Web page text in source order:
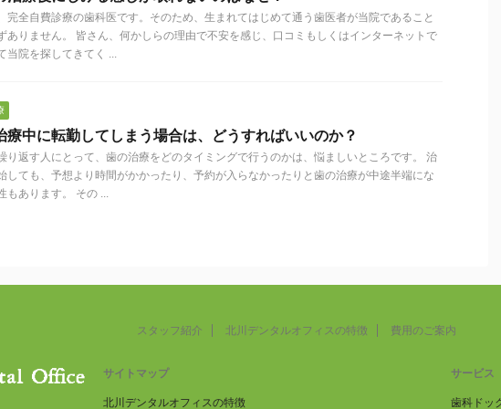
完全自費診療の歯科医です。そのため、生まれてはじめて通う歯医者が当院であること
ありません。 皆さん、何かしらの理由で不安を感じ、口コミもしくはインターネットで
当院を探してきてく ...
療中に転勤してしまう場合は、どうすればいいのか？
り返す人にとって、歯の治療をどのタイミングで行うのかは、悩ましいところです。 治
しても、予想より時間がかかったり、予約が入らなかったりと歯の治療が中途半端にな
もあります。 その ...
スタッフ紹介 北川デンタルオフィスの特徴 費用のご案内
サイトマップ
北川デンタルオフィスの特徴
サービス
歯科ドッ